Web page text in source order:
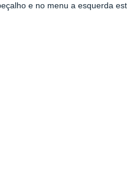
e no menu a esquerda